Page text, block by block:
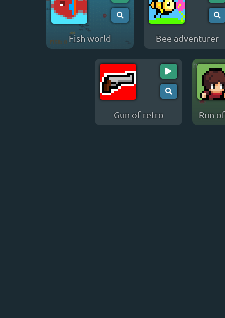
Fish world Bee adventurer
Gun of retro Run